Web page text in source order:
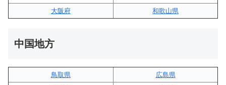
大阪府
和歌山県
中国地方
鳥取県
広島県